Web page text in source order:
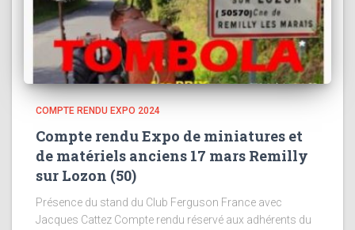
COMPTE RENDU EXPO 2024
Compte rendu Expo de miniatures et
de matériels anciens 17 mars Remilly
sur Lozon (50)
Présence du stand du Club Ferguson France avec
Jacques Cattez Compte rendu réservé aux adhérents du